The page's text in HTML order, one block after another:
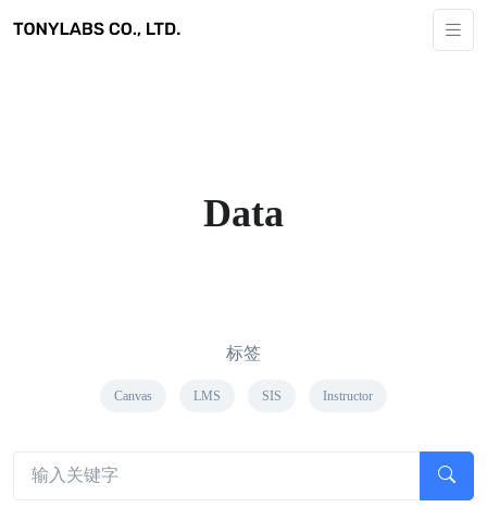
Data
标签
Canvas LMS SIS Instructor